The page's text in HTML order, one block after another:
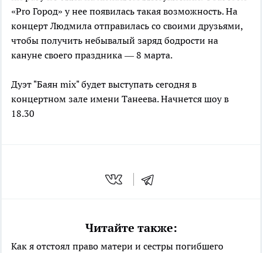
«Pro Город» у нее появилась такая возможность. На
концерт Людмила отправилась со своими друзьями,
чтобы получить небывалый заряд бодрости на
кануне своего праздника — 8 марта.
Дуэт "Баян mix" будет выступать сегодня в
концертном зале имени Танеева. Начнется шоу в
18.30
Читайте также:
Как я отстоял право матери и сестры погибшего